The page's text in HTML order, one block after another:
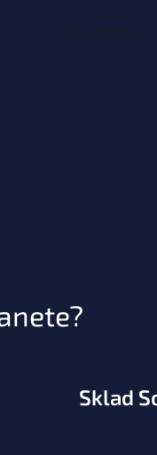
Facebook
Sklad